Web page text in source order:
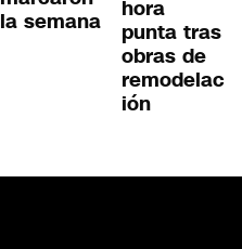
la semana
hora
punta tras
obras de
remodelac
ión